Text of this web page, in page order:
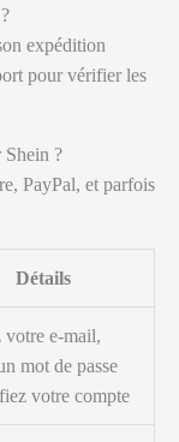
expédition
pour vérifier les
Shein ?
PayPal, et parfois
Détails
votre e-mail,
mot de passe
votre compte